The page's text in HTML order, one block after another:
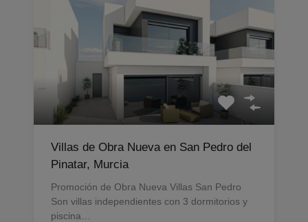
Villas de Obra Nueva en San Pedro del
Pinatar, Murcia
Promoción de Obra Nueva Villas San Pedro
Son villas independientes con 3 dormitorios y
piscina…